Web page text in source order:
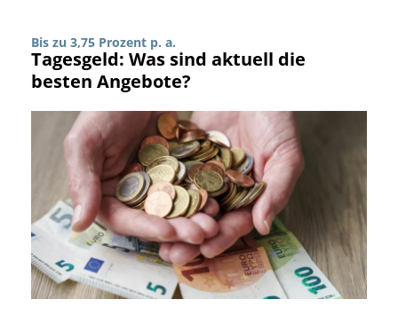
Bis zu 3,75 Prozent p. a.
Tagesgeld: Was sind aktuell die
besten Angebote?